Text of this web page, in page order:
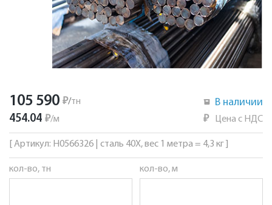
105 590 ₽/тн
454.04 ₽/м
В наличии
₽ Цена с НДС
[ Артикул: Н0566326 | сталь 40Х, вес 1 метра = 4,3 кг ]
кол-во, тн кол-во, м